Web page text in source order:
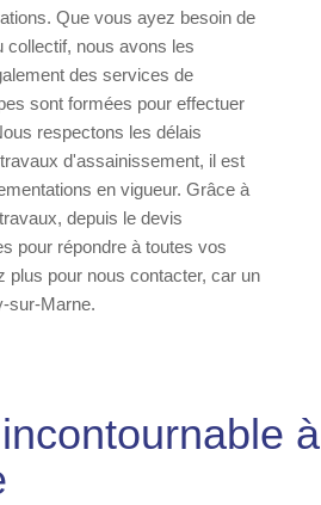
Que vous ayez besoin de
collectif, nous avons les
des services de
sont formées pour effectuer
respectons les délais
d'assainissement, il est
en vigueur. Grâce à
depuis le devis
pour répondre à toutes vos
plus pour nous contacter, car un
sur-Marne.
à